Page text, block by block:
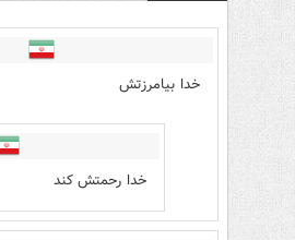
خدا بیامرزتش
خدا رحمتش کند